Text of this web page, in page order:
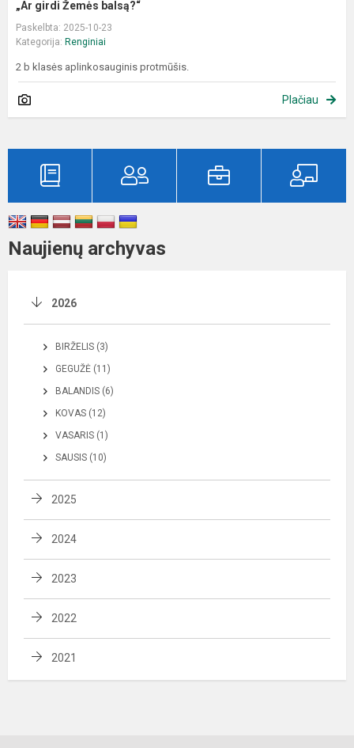
„Ar girdi Žemės balsą?“
Paskelbta: 2025-10-23
Kategorija: Renginiai
2 b klasės aplinkosauginis protmūšis.
Plačiau
Naujienų archyvas
2026
BIRŽELIS (3)
GEGUŽĖ (11)
BALANDIS (6)
KOVAS (12)
VASARIS (1)
SAUSIS (10)
2025
2024
2023
2022
2021